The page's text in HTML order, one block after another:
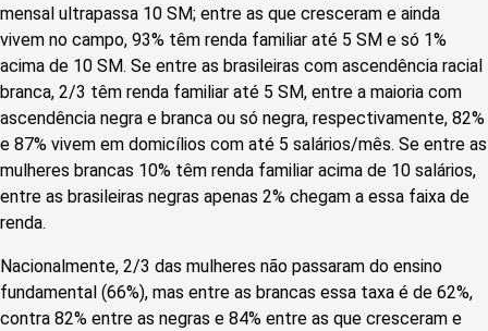
mensal ultrapassa 10 SM; entre as que cresceram e ainda
vivem no campo, 93% têm renda familiar até 5 SM e só 1%
acima de 10 SM. Se entre as brasileiras com ascendência racial
branca, 2/3 têm renda familiar até 5 SM, entre a maioria com
ascendência negra e branca ou só negra, respectivamente, 82%
e 87% vivem em domicílios com até 5 salários/mês. Se entre as
mulheres brancas 10% têm renda familiar acima de 10 salários,
entre as brasileiras negras apenas 2% chegam a essa faixa de
renda.
Nacionalmente, 2/3 das mulheres não passaram do ensino
fundamental (66%), mas entre as brancas essa taxa é de 62%,
contra 82% entre as negras e 84% entre as que cresceram e